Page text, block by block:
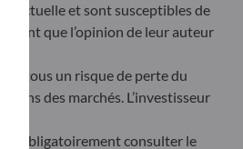
et sont susceptibles de
que l’opinion de leur auteur
tous un risque de perte du
des marchés. L’investisseur
obligatoirement consulter le